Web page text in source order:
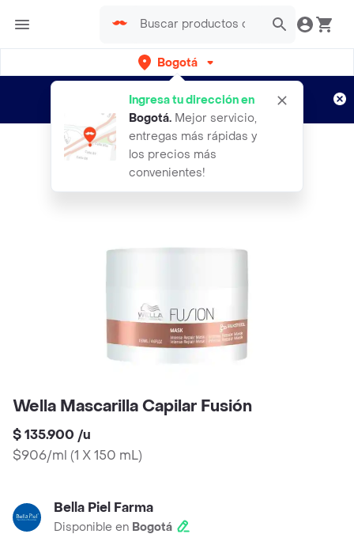
Bogotá
Ingresa tu dirección en
Bogotá. Mejor servicio,
entregas más rápidas y
los precios más
convenientes!
envíos gratis por semanas
Aplican TyC
Wella Mascarilla Capilar Fusión
$ 135.900 /u
$906/ml (1 X 150 mL)
Bella Piel Farma
Disponible en Bogotá